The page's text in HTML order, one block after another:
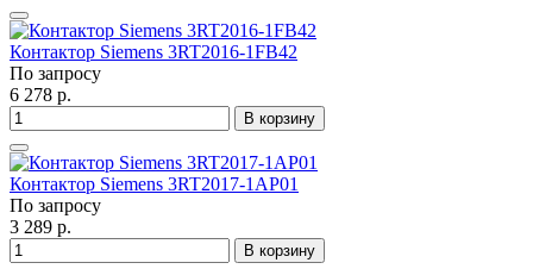
Контактор Siemens 3RT2016-1FB42
По запросу
6 278 р.
В корзину
Контактор Siemens 3RT2017-1AP01
По запросу
3 289 р.
В корзину